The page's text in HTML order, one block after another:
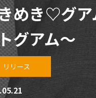
めき♡グ
グアム～
リリース